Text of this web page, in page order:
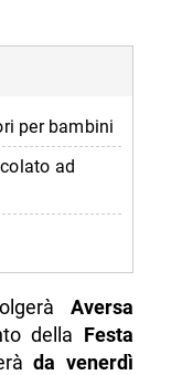
per bambini
ad
Aversa
della Festa
da venerdì